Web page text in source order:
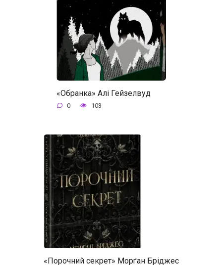
«Обранка» Алі Гейзелвуд
0 103
«Порочний секрет» Морґан Бріджес